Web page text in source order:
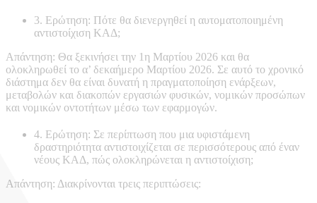
3. Ερώτηση: Πότε θα διενεργηθεί η αυτοματοποιημένη
αντιστοίχιση ΚΑΔ;
Απάντηση: Θα ξεκινήσει την 1η Μαρτίου 2026 και θα
ολοκληρωθεί το α’ δεκαήμερο Μαρτίου 2026. Σε αυτό το χρονικό
διάστημα δεν θα είναι δυνατή η πραγματοποίηση ενάρξεων,
μεταβολών και διακοπών εργασιών φυσικών, νομικών προσώπων
και νομικών οντοτήτων μέσω των εφαρμογών.
4. Ερώτηση: Σε περίπτωση που μια υφιστάμενη
δραστηριότητα αντιστοιχίζεται σε περισσότερους από έναν
νέους ΚΑΔ, πώς ολοκληρώνεται η αντιστοίχιση;
Απάντηση: Διακρίνονται τρεις περιπτώσεις: